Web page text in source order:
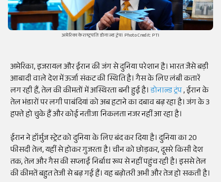
अमेरिका के राष्ट्रपति डोनाल्ड ट्रंप। Photo Credit: PTI
अमेरिका, इजरायल और ईरान की जंग से दुनिया परेशान है। भारत जैसे बड़ी
आबादी वाले देश में ऊर्जा संकट की स्थिति है। गैस के लिए लंबी कतारें
लग रही हैं, तेल की कीमतों में अस्थिरता बनी हुई है।डोनाल्ड ट्रंप, ईरान के
तेल भंडारों पर लगी पाबंदियां को अब हटाने का दबाव बढ़ रहा है। जंग के 3
हफ्ते हो चुके हैं और कोई नतीजा निकलता नजर नहीं आ रहा है।
ईरान ने हॉर्मुज स्ट्रेट को दुनिया के लिए बंद कर दिया है। दुनिया का 20
फीसदी तेल, यहीं से होकर गुजरता है। चीन को छोड़कर, दूसरे किसी देश
तक, तेल और गैस की सप्लाई निर्बाध रूप से नहीं पहुंच रही है। इससे तेल
की कीमतें बहुत तेजी से बढ़ गई हैं। यह बढ़ोतरी अभी और तेज हो सकती है।